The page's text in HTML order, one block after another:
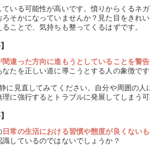
いる可能性が高いです。憤りからくるネ
そかになっていませんか？見た目をきれ
ことで、気持ちも整ってくるはずです。
間違った方向に進もうとしていることを警告
たを正しい道に導こうとする人の象徴です
に見直してみてください。自分や周囲の人
に強行するとトラブルに発展してしまう可
日常の生活における習慣や態度が良くない
しているのではないでしょうか？